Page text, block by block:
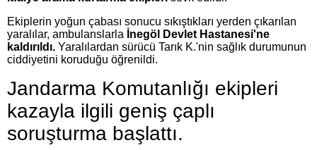
Ekiplerin yoğun çabası sonucu sıkıştıkları yerden çıkarılan
yaralılar, ambulanslarla İnegöl Devlet Hastanesi'ne
kaldırıldı. Yaralılardan sürücü Tarık K.'nin sağlık durumunun
ciddiyetini koruduğu öğrenildi.
Jandarma Komutanlığı ekipleri
kazayla ilgili geniş çaplı
soruşturma başlattı.